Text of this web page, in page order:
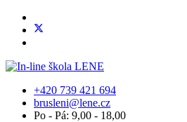
+420 739 421 694
brusleni@lene.cz
Po - Pá: 9,00 - 18,00